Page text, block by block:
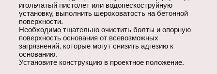
игольчатый пистолет или водопескоструйную
установку, выполнить шероховатость на бетонной
поверхности.
Необходимо тщательно очистить болты и опорную
поверхность основания от всевозможных
загрязнений, которые могут снизить адгезию к
основанию.
Установите конструкцию в проектное положение.